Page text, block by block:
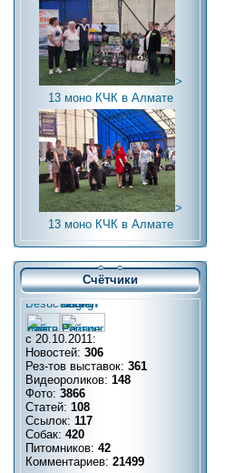
>
13 моно КЧК в Алмате
>
13 моно КЧК в Алмате
Счётчики
с 20.10.2011:
Новостей: 306
Рез-тов выставок: 361
Видеороликов: 148
Фото: 3866
Статей: 108
Ссылок: 117
Собак: 420
Питомников: 42
Комментариев: 21499